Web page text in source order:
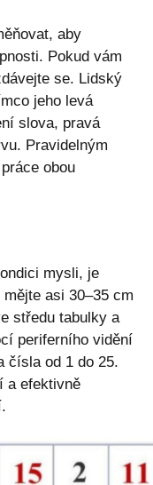
aby
Pokud vám
se. Lidský
jeho levá
slova, pravá
Pravidelným
obou
mysli, je
asi 30–35 cm
středu tabulky a
periferního vidění
čísla od 1 do 25.
a efektivně